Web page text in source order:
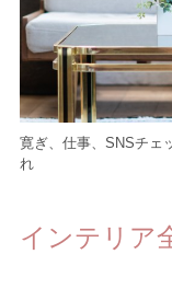
寛ぎ、仕事、SNSチェ
れ
インテリア